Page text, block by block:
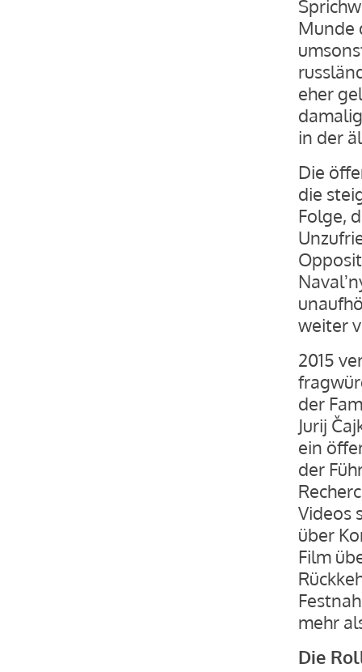
Munde
eher
in der
Die
die
Folge,
weiter
2015
der
Jurij
ein
der
Videos
über
Film
mehr
Die